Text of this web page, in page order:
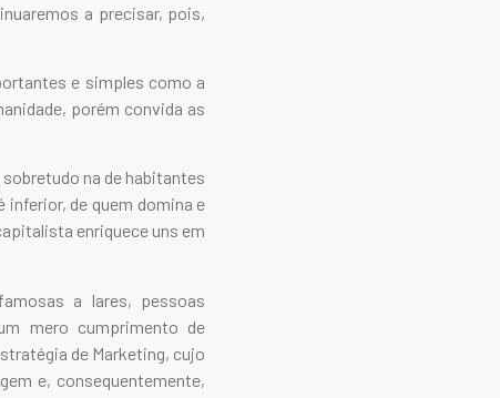
a precisar, pois,
e simples como a
porém convida as
na de habitantes
de quem domina e
enriquece uns em
a lares, pessoas
mero cumprimento de
de Marketing, cujo
e, consequentemente,